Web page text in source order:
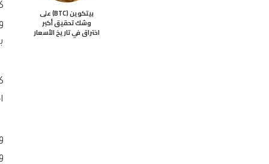
بيتكوين (BTC) على
وشك تحقيق أكبر
اختراق في تاريخ الأسعار